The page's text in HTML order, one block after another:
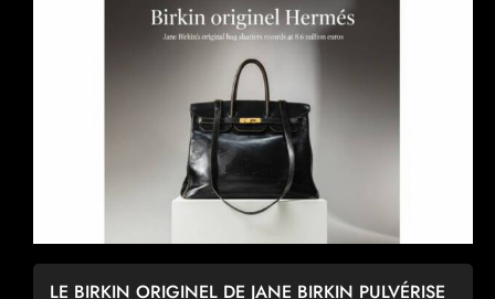
LE BIRKIN ORIGINEL DE JANE BIRKIN PULVÉRISE